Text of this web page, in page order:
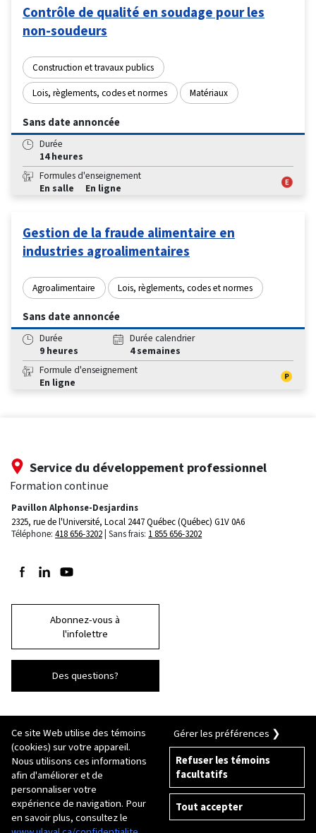
Contrôle de qualité en soudage pour les
non-soudeurs
Construction et travaux publics
Lois, règlements, codes et normes Matériaux
Sans date annoncée
Durée
14 heures
Formules d'enseignement
En salle
En ligne
Gestion de la fraude alimentaire en
industries agroalimentaires
Agroalimentaire Lois, règlements, codes et normes
Sans date annoncée
Durée
9 heures
Durée calendrier
4 semaines
Formule d'enseignement
En ligne
Service du développement professionnel
Formation continue
Pavillon Alphonse-Desjardins
2325, rue de l'Université, Local 2447Québec (Québec) G1V 0A6
Téléphone: 418 656-3202 Sans frais: 1 855 656-3202
Suivez-nous sur Facebook
Suivez-nous sur LinkedIn
Suivez-nous sur Youtube
Abonnez-vous à
l'infolettre
Des questions?
© 2026 Université Laval
Tous droits réservés
Conditions générales d'utilisation
Fraude en ligne
Politique de confidentialité
Ce site Web utilise des témoins
(cookies) sur votre appareil.
Nous utilisons ces informations
afin d'améliorer et de
personnaliser votre
expérience de navigation. Pour
en savoir plus, consultez le
Gérer les préférences ❯
Refuser les témoins
facultatifs
Tout accepter